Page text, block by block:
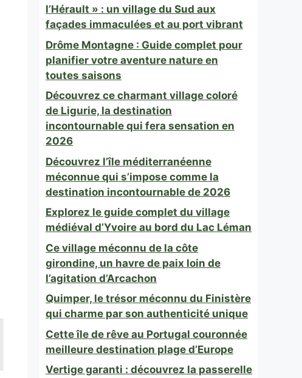
l’Hérault » : un village du Sud aux
façades immaculées et au port vibrant
Drôme Montagne : Guide complet pour
planifier votre aventure nature en
toutes saisons
Découvrez ce charmant village coloré
de Ligurie, la destination
incontournable qui fera sensation en
2026
Découvrez l’île méditerranéenne
méconnue qui s’impose comme la
destination incontournable de 2026
Explorez le guide complet du village
médiéval d’Yvoire au bord du Lac Léman
Ce village méconnu de la côte
girondine, un havre de paix loin de
l’agitation d’Arcachon
Quimper, le trésor méconnu du Finistère
qui charme par son authenticité unique
Cette île de rêve au Portugal couronnée
meilleure destination plage d’Europe
Vertige garanti : découvrez la passerelle